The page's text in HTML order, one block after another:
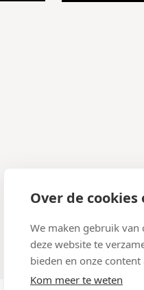
Over de
We maken gebruik van
deze website te
bieden en onze
Kom meer te weten